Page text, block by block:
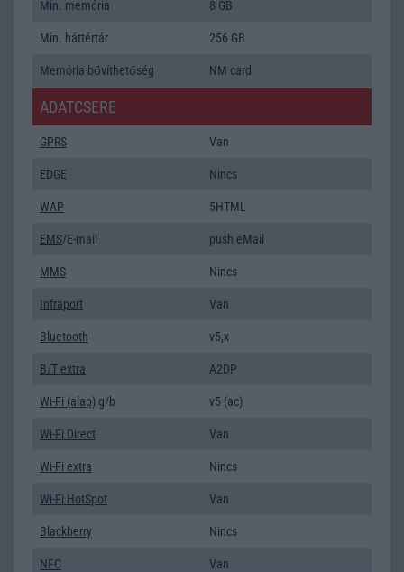
Min. memória 8 GB
Min. háttértár 256 GB
Memória bővíthetőség NM card
ADATCSERE
GPRS Van
EDGE Nincs
WAP 5HTML
EMS/E-mail push eMail
MMS Nincs
Infraport Van
Bluetooth v5,x
B/T extra A2DP
Wi-Fi (alap) g/b v5 (ac)
Wi-Fi Direct Van
Wi-Fi extra Nincs
Wi-Fi HotSpot Van
Blackberry Nincs
NFC Van